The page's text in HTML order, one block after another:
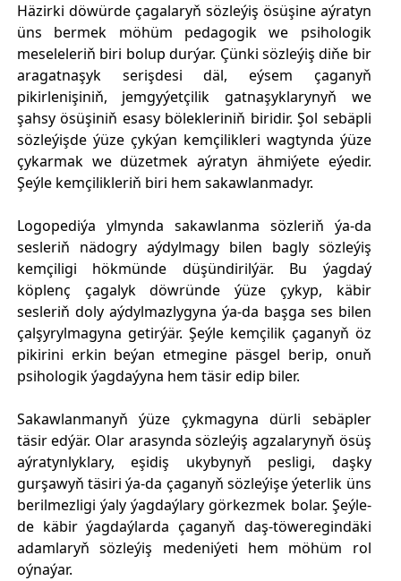
Häzirki döwürde çagalaryň sözleýiş ösüşine aýratyn
üns bermek möhüm pedagogik we psihologik
meseleleriň biri bolup durýar. Çünki sözleýiş diňe bir
aragatnaşyk serişdesi däl, eýsem çaganyň
pikirlenişiniň, jemgyýetçilik gatnaşyklarynyň we
şahsy ösüşiniň esasy bölekleriniň biridir. Şol sebäpli
sözleýişde ýüze çykýan kemçilikleri wagtynda ýüze
çykarmak we düzetmek aýratyn ähmiýete eýedir.
Şeýle kemçilikleriň biri hem sakawlanmadyr.
Logopediýa ylmynda sakawlanma sözleriň ýa-da
sesleriň nädogry aýdylmagy bilen bagly sözleýiş
kemçiligi hökmünde düşündirilýär. Bu ýagdaý
köplenç çagalyk döwründe ýüze çykyp, käbir
sesleriň doly aýdylmazlygyna ýa-da başga ses bilen
çalşyrylmagyna getirýär. Şeýle kemçilik çaganyň öz
pikirini erkin beýan etmegine päsgel berip, onuň
psihologik ýagdaýyna hem täsir edip biler.
Sakawlanmanyň ýüze çykmagyna dürli sebäpler
täsir edýär. Olar arasynda sözleýiş agzalarynyň ösüş
aýratynlyklary, eşidiş ukybynyň pesligi, daşky
gurşawyň täsiri ýa-da çaganyň sözleýişe ýeterlik üns
berilmezligi ýaly ýagdaýlary görkezmek bolar. Şeýle-
de käbir ýagdaýlarda çaganyň daş-töweregindäki
adamlaryň sözleýiş medeniýeti hem möhüm rol
oýnaýar.